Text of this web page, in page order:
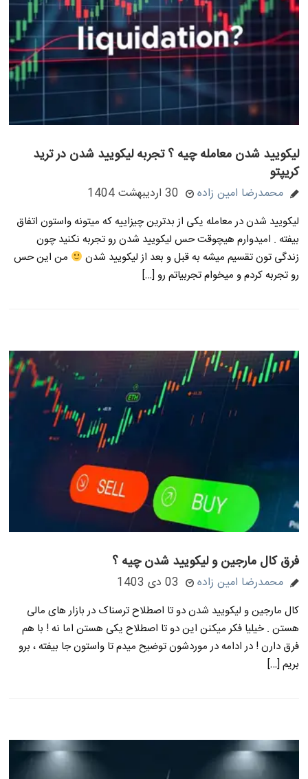
لیکویید شدن معامله چیه ؟ تجربه لیکویید شدن در ترید
کریپتو
محمدرضا امین زاده 30 اردیبهشت 1404
لیکویید شدن در معامله یکی از بدترین چیزاییه که میتونه واستون اتفاق
بیفته . امیدوارم هیچوقت حس لیکویید شدن رو تجربه نکنید چون
زندگی تون تقسیم میشه به قبل و بعد از لیکویید شدن
من این حس
رو تجربه کردم و میخوام تجربیاتم رو […]
فرق کال مارجین و لیکویید شدن چیه ؟
محمدرضا امین زاده 03 دی 1403
کال مارجین و لیکویید شدن دو تا اصطلاح ترسناک در بازار های مالی
هستن . خیلیا فکر میکنن این دو تا اصطلاح یکی هستن اما نه ! با هم
فرق دارن ! در ادامه در موردشون توضیح میدم تا واستون جا بیفته ، برو
بریم […]